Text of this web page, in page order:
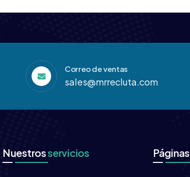
Correo de ventas
sales@mrrecluta.com
Nuestrosservicios Páginas